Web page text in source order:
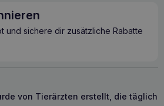
Vorteile
Risiko von allergischen
und sichere dir zusätzliche Rabatte
von Tierärzten erstellt, die täglich